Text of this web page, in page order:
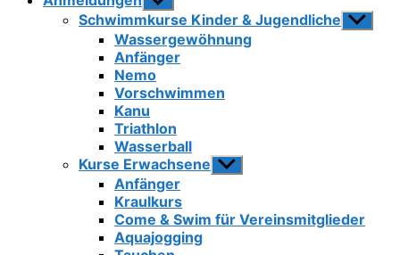
anzeigen
Schwimmkurse Kinder & Jugendliche
anzeigen
Wassergewöhnung
Anfänger
Nemo
Vorschwimmen
Kanu
Triathlon
Wasserball
Kurse Erwachsene Untermenü
anzeigen
Anfänger
Kraulkurs
Come & Swim für Vereinsmitglieder
Aquajogging